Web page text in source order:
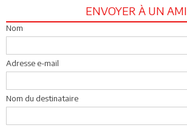
ENVOYER À UN AMI
Nom
Adresse e-mail
Nom du destinataire